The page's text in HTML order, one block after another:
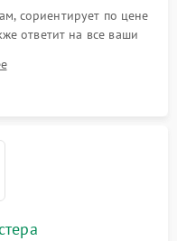
сориентирует по цене
ответит на все ваши